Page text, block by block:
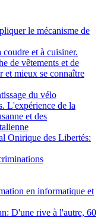
le mécanisme de
coudre et à cuisiner.
de vêtements et de
et mieux se connaître
du vélo
L'expérience de la
et des
Onirique des Libertés:
en informatique et
D'une rive à l'autre, 60